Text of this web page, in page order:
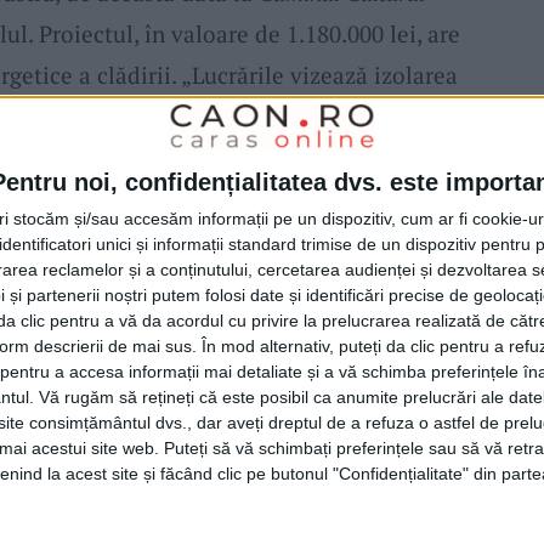
noi, confidențialitatea dvs. este
stocăm și/sau accesăm informații pe un dispozitiv, cum ar fi cookie-
unici și informații standard trimise de un dispozitiv pentru
reclamelor și a conținutului, cercetarea audienței și dezvoltarea
și partenerii noștri putem folosi date și identificări precise de
clic pentru a vă da acordul cu privire la prelucrarea realizată de
descrierii de mai sus. În mod alternativ, puteți da clic pentru a
a accesa informații mai detaliate și a vă schimba preferințele
Vă rugăm să rețineți că este posibil ca anumite prelucrări ale
consimțământul dvs., dar aveți dreptul de a refuza o astfel de
acestui site web. Puteți să vă schimbați preferințele sau să vă
la acest site și făcând clic pe butonul "Confidențialitate" din
Proiectul, în valoare de 1.180.000 lei, are
a clădirii. „Lucrările vizează izolarea
montarea de panouri
precum și instalarea unui sistem de
a detaliat primarul, adăugând:
clădirii, cu sprijinul unei
se desfășoară într-un ritm susținut,
ca termenul contractual de finalizare să
cultural din Remetea-Pogănici, unde
finalizate. „Ne apropiem de finalizarea